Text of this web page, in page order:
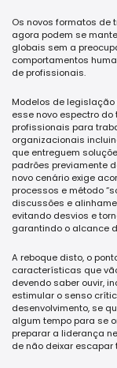
Os novos formatos de
agora podem se
globais sem a
comportamentos
de profissionais.
Modelos de
esse novo espectro
profissionais para
organizacionais
que entreguem
padrões previamente
novo cenário exige
processos e método
discussões e
evitando desvios e
garantindo o alcance
A reboque disto, o
características que
devendo saber ouvir,
estimular o senso
desenvolvimento, se
algum tempo para se
preparar a liderança
de não deixar